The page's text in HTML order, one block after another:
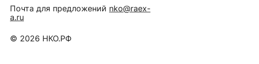
Почта для предложений nko@raex-
a.ru
© 2026 НКО.РФ